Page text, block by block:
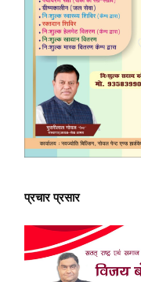
प्रचार प्रसार